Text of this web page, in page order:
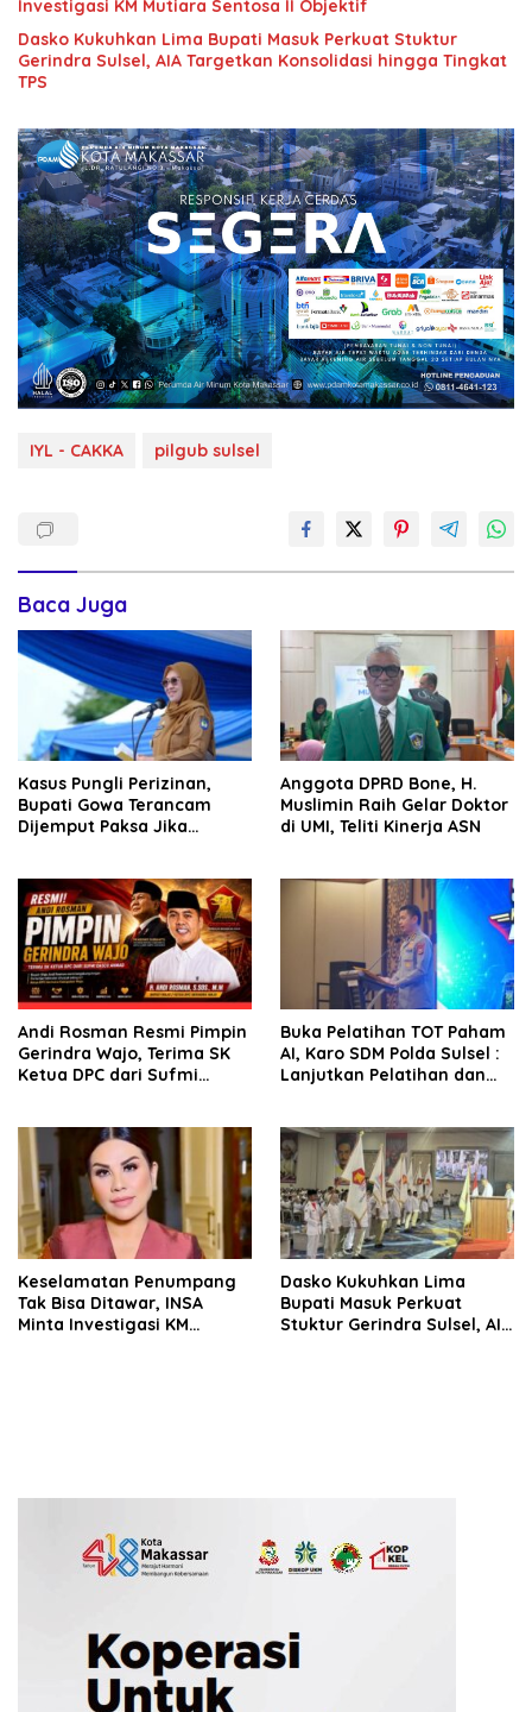
Investigasi KM Mutiara Sentosa II Objektif
Dasko Kukuhkan Lima Bupati Masuk Perkuat Stuktur
Gerindra Sulsel, AIA Targetkan Konsolidasi hingga Tingkat
TPS
IYL - CAKKA pilgub sulsel
Baca Juga
Kasus Pungli Perizinan,
Bupati Gowa Terancam
Dijemput Paksa Jika
Anggota DPRD Bone, H.
Muslimin Raih Gelar Doktor
di UMI, Teliti Kinerja ASN
Andi Rosman Resmi Pimpin
Gerindra Wajo, Terima SK
Ketua DPC dari Sufmi
Buka Pelatihan TOT Paham
AI, Karo SDM Polda Sulsel :
Lanjutkan Pelatihan dan
Keselamatan Penumpang
Tak Bisa Ditawar, INSA
Minta Investigasi KM
Dasko Kukuhkan Lima
Bupati Masuk Perkuat
Stuktur Gerindra Sulsel, AIA